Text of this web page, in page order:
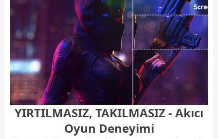
YIRTILMASIZ, TAKILMASIZ - Akıcı
Oyun Deneyimi